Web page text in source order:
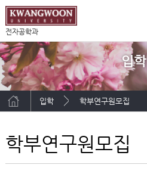
전자공학과
입학
입학 학부연구원모집
학부연구원모집